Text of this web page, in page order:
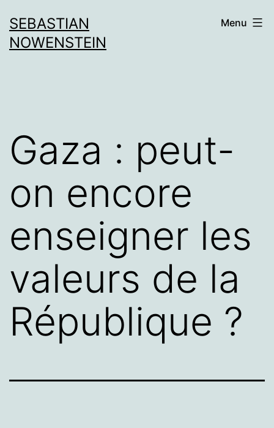
au
contenu
SEBASTIAN
NOWENSTEIN
Menu
Gaza : peut-
on encore
enseigner les
valeurs de la
République ?